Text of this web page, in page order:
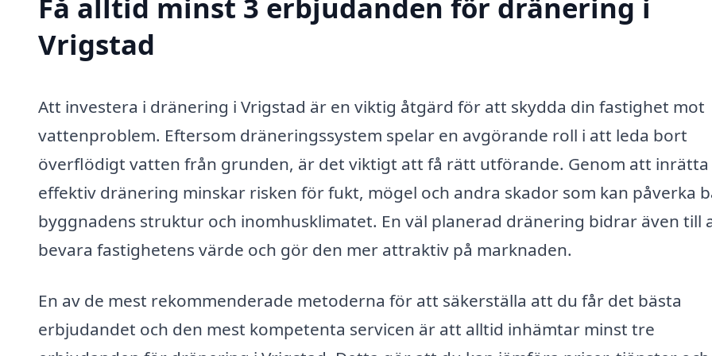
Få alltid minst 3 erbjudanden för dränering i
Vrigstad
Att investera i dränering i Vrigstad är en viktig åtgärd för att skydda din fastighet mot
vattenproblem. Eftersom dräneringssystem spelar en avgörande roll i att leda bort
överflödigt vatten från grunden, är det viktigt att få rätt utförande. Genom att inrätta
effektiv dränering minskar risken för fukt, mögel och andra skador som kan påverka
byggnadens struktur och inomhusklimatet. En väl planerad dränering bidrar även till
bevara fastighetens värde och gör den mer attraktiv på marknaden.
En av de mest rekommenderade metoderna för att säkerställa att du får det bästa
erbjudandet och den mest kompetenta servicen är att alltid inhämtar minst tre